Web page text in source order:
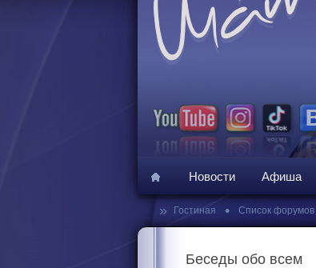
Новости Афиша
» Гостиная • Список форумов
Беседы обо всем